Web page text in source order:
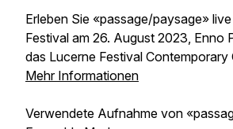
Erleben Sie «passage/paysage»
Festival am 26. August 2023, Enno
das Lucerne Festival Contemporary
Mehr Informationen
Verwendete Aufnahme von